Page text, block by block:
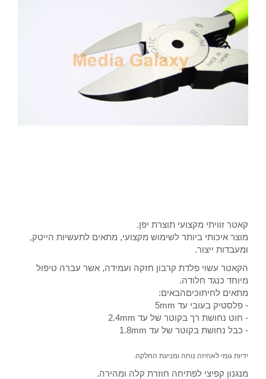
קאטר זוויתי מקצועי תוצרת יפן.
מוצר איכותי ביותר לשימוש מקצועי, מתאים לתעשיות הייטק,
ומעבדות ייצור.
הקאטר עשוי פלדת קרבון חזקה ועמידה, אשר עברה טיפול
מיוחד כנגד חלודה.
מתאים לחיתוכיםהבאים:
- פלסטיק בעובי עד 5mm
- חוט נחושת רך בקוטר של עד 2.4mm
- כבל נחושת בקוטר של עד 1.8mm
ידיות גומי לאחיזה נוחה ומניעת החלקה.
מנגנון קפיצי לפתיחה חוזרת קלה ומהירה.